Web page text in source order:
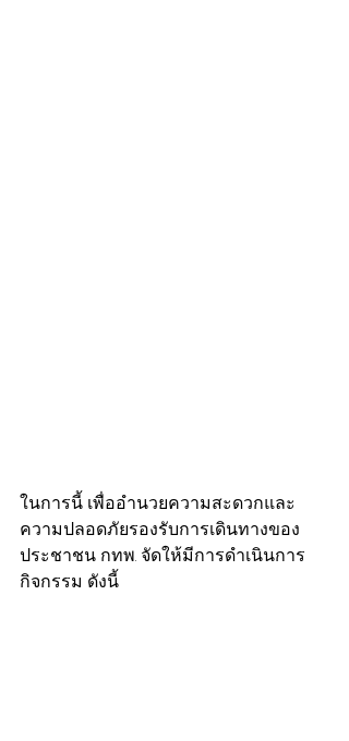
​ในการนี้ เพื่ออำนวยความสะดวกและ
ความปลอดภัยรองรับการเดินทางของ
ประชาชน กทพ. จัดให้มีการดำเนินการ
กิจกรรม ดังนี้